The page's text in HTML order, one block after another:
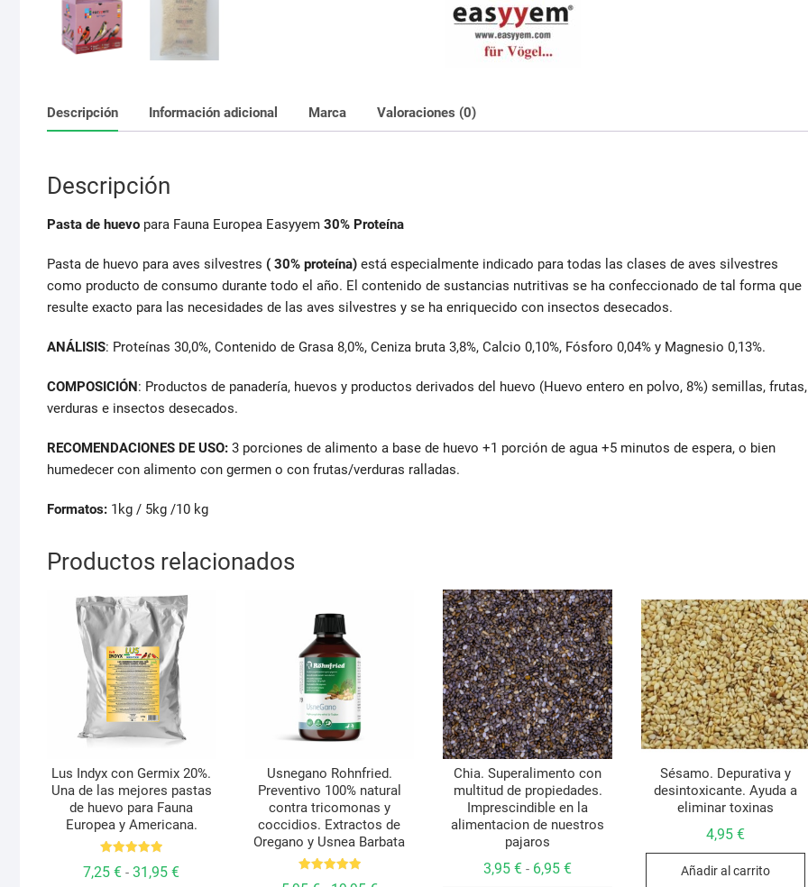
Descripción Información adicional Marca Valoraciones (0)
Descripción
Pasta de huevo para Fauna Europea Easyyem 30% Proteína
Pasta de huevo para aves silvestres ( 30% proteína) está especialmente indicado para todas las clases de aves silvestres
como producto de consumo durante todo el año. El contenido de sustancias nutritivas se ha confeccionado de tal forma que
resulte exacto para las necesidades de las aves silvestres y se ha enriquecido con insectos desecados.
ANÁLISIS: Proteínas 30,0%, Contenido de Grasa 8,0%, Ceniza bruta 3,8%, Calcio 0,10%, Fósforo 0,04% y Magnesio 0,13%.
COMPOSICIÓN: Productos de panadería, huevos y productos derivados del huevo (Huevo entero en polvo, 8%) semillas, frutas,
verduras e insectos desecados.
RECOMENDACIONES DE USO: 3 porciones de alimento a base de huevo +1 porción de agua +5 minutos de espera, o bien
humedecer con alimento con germen o con frutas/verduras ralladas.
Formatos: 1kg / 5kg /10 kg
Productos relacionados
Lus Indyx con Germix 20%.
Una de las mejores pastas
de huevo para Fauna
Europea y Americana.
con
7,25€ - 31,95€Rango
Usnegano Rohnfried.
Preventivo 100% natural
contra tricomonas y
coccidios. Extractos de
Oregano y Usnea Barbata
Chia. Superalimento con
multitud de propiedades.
Imprescindible en la
alimentacion de nuestros
pajaros
3,95€ - 6,95€Rango
Sésamo. Depurativa y
desintoxicante. Ayuda a
eliminar toxinas
4,95€
Añadir al carrito